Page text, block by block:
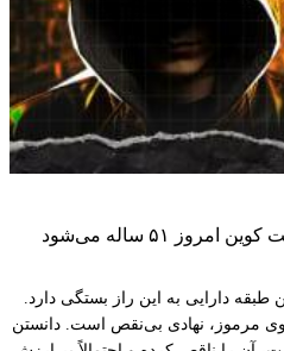
۵۱ ساله می‌شود
دارایی به این راز بستگی دارد.
مرموز، نهادی بی‌نقص است. دانستن